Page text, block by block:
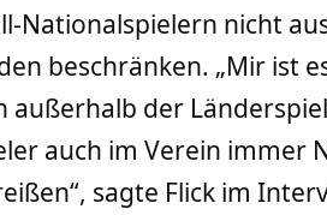
Nationalspielern nicht
beschränken. „Mir ist
außerhalb der
auch im Verein immer
sagte Flick im